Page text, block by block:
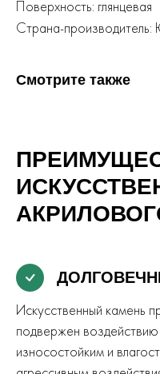
Поверхность: глянцевая
Страна-
Смотрите также
Искусственный камень
подвержен воздействию
износостойким и